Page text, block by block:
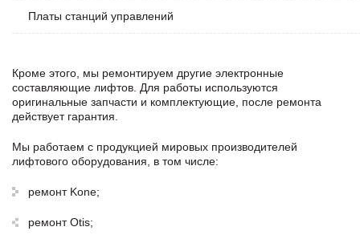
Платы станций управлений
Кроме этого, мы ремонтируем другие электронные
составляющие лифтов. Для работы используются
оригинальные запчасти и комплектующие, после ремонта
действует гарантия.
Мы работаем с продукцией мировых производителей
лифтового оборудования, в том числе:
ремонт Kone;
ремонт Otis;